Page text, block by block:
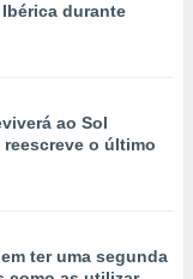
durante
ao Sol
o último
ter uma segunda